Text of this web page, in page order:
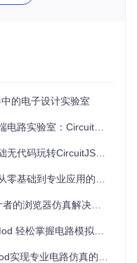
性能的影响，设计阶段
征其在浏览器中构建电
模拟电子技术》课程
通过调整基极电阻参
生理解三极管的放大特
路设计原理不再晦涩。
的电子设计实验室
：CircuitJS1零基础入门指南
码玩转CircuitJS1桌面版
到专业应用的全方位指南
浏览器仿真解决方案
？离线版电路设计神器全攻略 🚀
专业电路仿真的开源工具